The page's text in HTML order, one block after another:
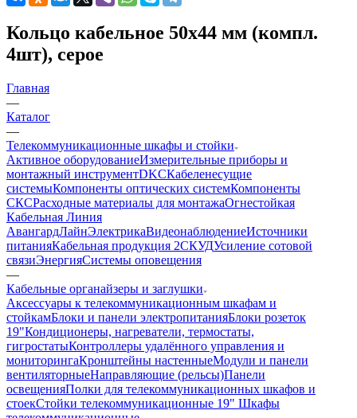
Кольцо кабельное 50x44 мм (компл.
4шт), серое
Главная
—
Каталог
—
Телекоммуникационные шкафы и стойки
Активное оборудованиеИзмерительные приборы и
монтажный инструментDKCКабеленесущие
системыКомпоненты оптических системКомпоненты
СКСРасходные материалы для монтажаОгнестойкая
Кабельная Линия
АвангардЛайнЭлектрикаВидеонаблюдениеИсточники
питанияКабельная продукция 2СКУДУсиление сотовой
связиЭнергияСистемы оповещения
—
Кабельные органайзеры и заглушки
Аксессуары к телекоммуникационным шкафам и
стойкамБлоки и панели электропитанияБлоки розеток
19"Кондиционеры, нагреватели, термостаты,
гигростатыКонтроллеры удалённого управления и
мониторингаКронштейны настенныеМодули и панели
вентиляторныеНаправляющие (рельсы)Панели
освещенияПолки для телекоммуникационных шкафов и
стоекСтойки телекоммуникационные 19" Шкафы